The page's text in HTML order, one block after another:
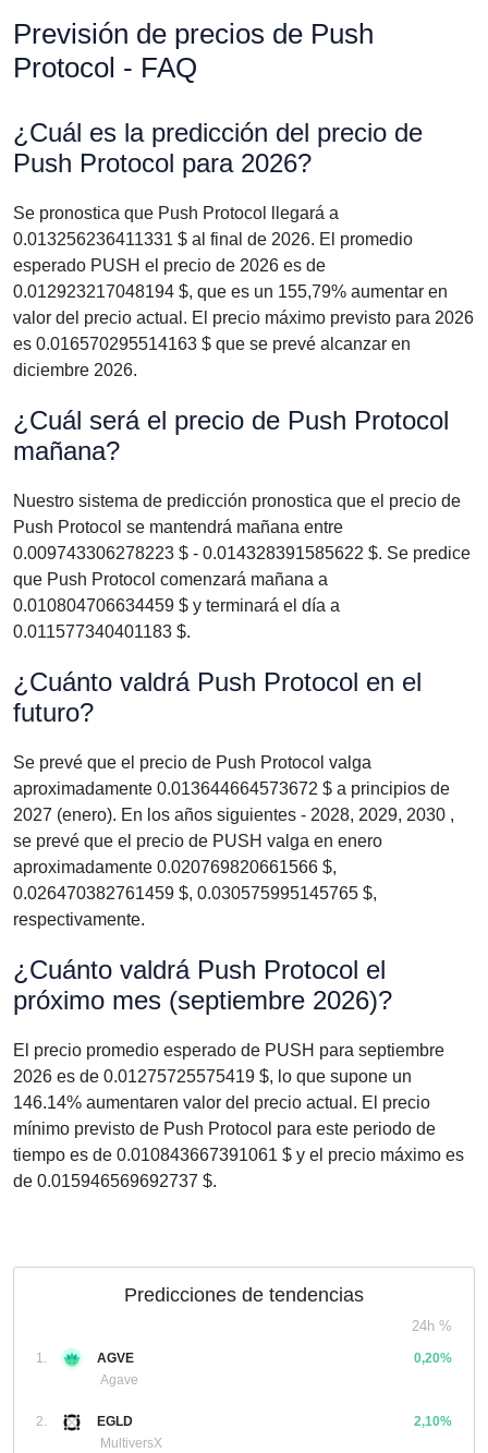
Previsión de precios de Push
Protocol - FAQ
¿Cuál es la predicción del precio de
Push Protocol para 2026?
Se pronostica que Push Protocol llegará a
0.013256236411331 $ al final de 2026. El promedio
esperado PUSH el precio de 2026 es de
0.012923217048194 $, que es un 155,79% aumentar en
valor del precio actual. El precio máximo previsto para 2026
es 0.016570295514163 $ que se prevé alcanzar en
diciembre 2026.
¿Cuál será el precio de Push Protocol
mañana?
Nuestro sistema de predicción pronostica que el precio de
Push Protocol se mantendrá mañana entre
0.009743306278223 $ - 0.014328391585622 $. Se predice
que Push Protocol comenzará mañana a
0.010804706634459 $ y terminará el día a
0.011577340401183 $.
¿Cuánto valdrá Push Protocol en el
futuro?
Se prevé que el precio de Push Protocol valga
aproximadamente 0.013644664573672 $ a principios de
2027 (enero). En los años siguientes - 2028, 2029, 2030 ,
se prevé que el precio de PUSH valga en enero
aproximadamente 0.020769820661566 $,
0.026470382761459 $, 0.030575995145765 $,
respectivamente.
¿Cuánto valdrá Push Protocol el
próximo mes (septiembre 2026)?
El precio promedio esperado de PUSH para septiembre
2026 es de 0.01275725575419 $, lo que supone un
146.14% aumentaren valor del precio actual. El precio
mínimo previsto de Push Protocol para este periodo de
tiempo es de 0.010843667391061 $ y el precio máximo es
de 0.015946569692737 $.
Predicciones de tendencias
24h %
1.
AGVE
Agave
0,20%
2.
EGLD
MultiversX
2,10%